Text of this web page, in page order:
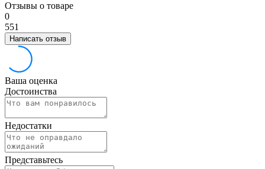
Отзывы о товаре
0
551
Написать отзыв
Ваша оценка
Достоинства
Недостатки
Представьтесь